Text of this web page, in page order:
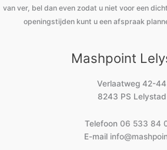
van ver, bel dan even zodat u niet voor een
openingstijden kunt u een afspraak
Mashpoint
Verlaatweg 42-44
8243 PS Lelystad
Telefoon 06 533 84
E-mail